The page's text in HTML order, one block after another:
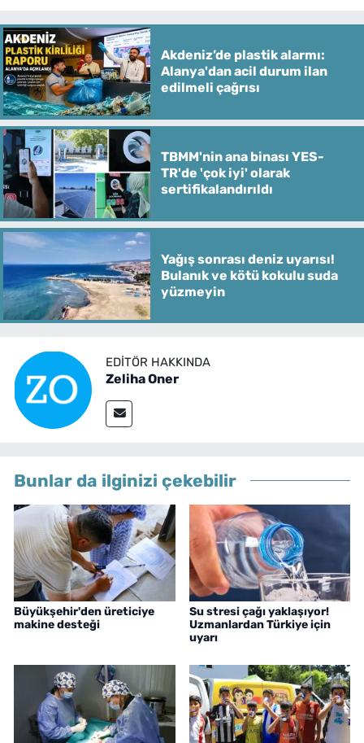
Akdeniz’de plastik alarmı:
Alanya'dan acil durum ilan
edilmeli çağrısı
TBMM'nin ana binası YES-
TR'de 'çok iyi' olarak
sertifikalandırıldı
Yağış sonrası deniz uyarısı!
Bulanık ve kötü kokulu suda
yüzmeyin
EDITÖR HAKKINDA
Zeliha Oner
Bunlar da ilginizi çekebilir
Büyükşehir'den üreticiye
makine desteği
Su stresi çağı yaklaşıyor!
Uzmanlardan Türkiye için
uyarı